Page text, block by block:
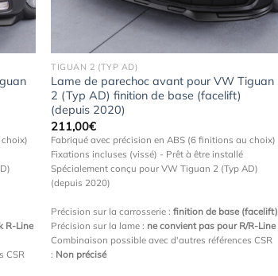
R-Line
CSR
TIGUAN 2 (TYP AD)
Lame de parechoc avant pour VW Tiguan
2 (Typ AD) finition de base (facelift)
(depuis 2020)
211,00€
Fabriqué avec précision en ABS (6 finitions au choix)
Fixations incluses (vissé) - Prêt à être installé
Spécialement conçu pour VW Tiguan 2 (Typ AD)
(depuis 2020)
Précision sur la carrosserie :finition de base (facelift)
Précision sur la lame : ne convient pas pour R/R-Line
Combinaison possible avec d'autres références CSR
: Non précisé